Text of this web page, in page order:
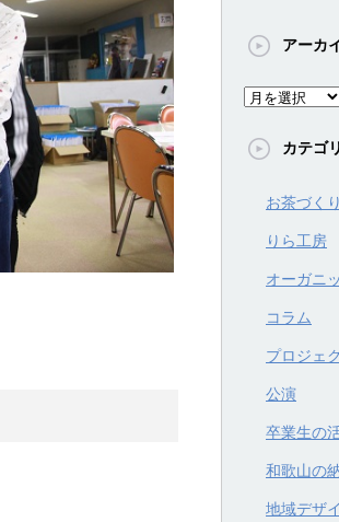
アーカ
ア
カ
カテゴ
お茶づく
りら工房
オーガニ
コラム
プロジェ
公演
卒業生の
和歌山の
地域デザ